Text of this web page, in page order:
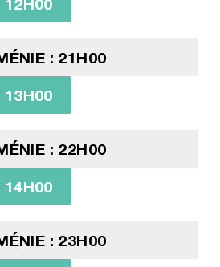
: 21H00
13H00
: 22H00
14H00
: 23H00